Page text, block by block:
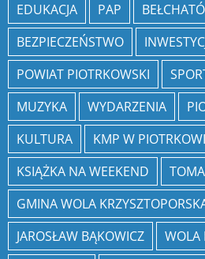
EDUKACJA
PAP
BEZPIECZEŃSTWO
POWIAT PIOTRKOWSKI
MUZYKA
WYDARZENIA
KULTURA
KMP W
KSIĄŻKA NA WEEKEND
GMINA WOLA
JAROSŁAW BĄKOWICZ
WOLA